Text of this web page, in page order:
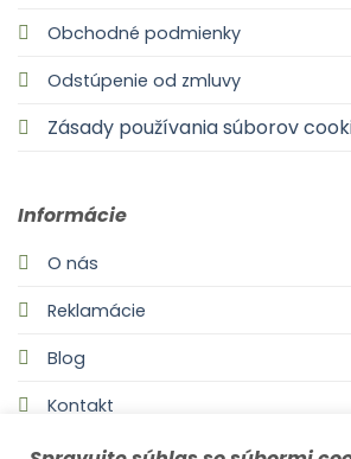
Obchodné podmienky
Odstúpenie od zmluvy
Zásady používania súborov
Informácie
O nás
Reklamácie
Blog
Kontakt